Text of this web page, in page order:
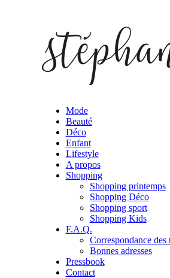
Mode
Beauté
Déco
Enfant
Lifestyle
A propos
Shopping
Shopping printemps
Shopping Déco
Shopping sport
Shopping Kids
F.A.Q.
Correspondance des
Bonnes adresses
Pressbook
Contact